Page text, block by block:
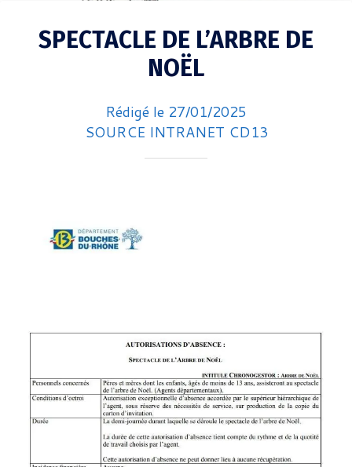
SPECTACLE DE L’ARBRE DE
NOËL
Rédigé le 27/01/2025
SOURCE INTRANET CD13